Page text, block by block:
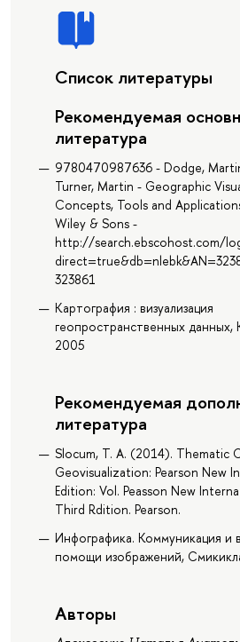
Список литературы
Рекомендуемая
литература
9780470987636 - Dodge,
Turner, Martin - Geographic
Concepts, Tools and
Wiley & Sons -
http://search.ebscohost.com/
323861
Картография : визуализация
геопространственных данных,
2005
Рекомендуемая
литература
Slocum, T. A. (2014). Thematic
Geovisualization: Pearson New
Edition: Vol. Peasson New
Third Rdition. Pearson.
Инфографика. Коммуникация и
помощи изображений,
Авторы